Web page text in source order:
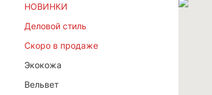
НОВИНКИ
Деловой стиль
Скоро в продаже
Экокожа
Вельвет